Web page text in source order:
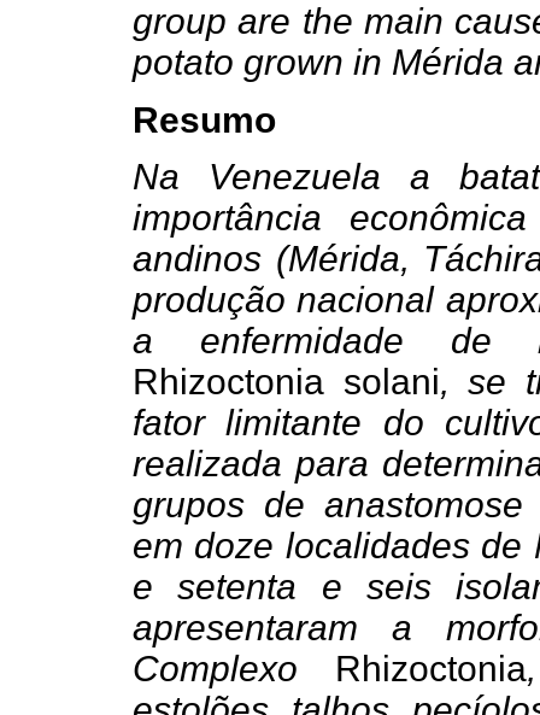
group are the main
potato grown in Mérida
Resumo
Na Venezuela a
importância
andinos (Mérida,
produção nacional
a enfermidade de
Rhizoctonia solani, se
fator limitante do
realizada para
grupos de
em doze localidades de
e setenta e seis
apresentaram a
Complexo Rhizoctonia